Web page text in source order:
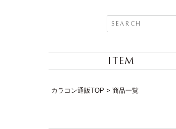
ITEM
カラコン通販TOP 商品一覧